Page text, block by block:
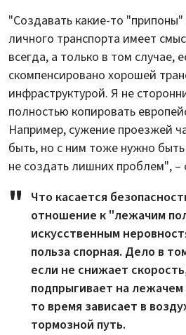
"Создавать какие-то
личного транспорта имеет
всегда, а только в том случае,
скомпенсировано хорошей
инфраструктурой. Я не
полностью копировать
Например, сужение проезжей
быть, но с ним тоже нужно
не создать лишних проблем", –
Что касается
отношение к "лежачим
искусственным
польза спорная. Дело в
если не снижает
подпрыгивает на
то время зависает в
тормозной путь.